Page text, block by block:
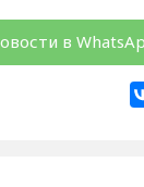
в